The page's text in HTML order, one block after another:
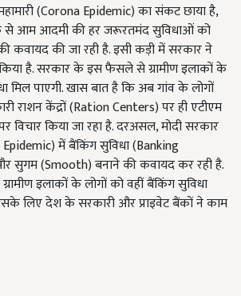
(Corona Epidemic) का संकट छाया है,
से आम आदमी की हर जरूरतमंद सुविधाओं को
की जा रही है. इसी कड़ी में सरकार ने
है. सरकार के इस फैसले से ग्रामीण इलाकों के
मिल पाएगी. खास बात है कि अब गांव के लोगों
राशन केंद्रों (Ration Centers) पर ही एटीएम
विचार किया जा रहा है. दरअसल, मोदी सरकार
में बैंकिंग सुविधा (Banking
सुगम (Smooth) बनाने की कवायद कर रही है.
इलाकों के लोगों को वहीं बैंकिंग सुविधा
लिए देश के सरकारी और प्राइवेट बैंकों ने काम